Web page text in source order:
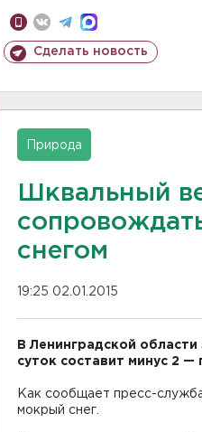
Сделать новость
Природа
Шквальный
снегом
19:25 02.01.2015
В Ленинградской
суток составит минус 2 —
Как сообщает пресс-
мокрый снег.